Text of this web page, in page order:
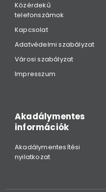
Közérdekű
telefonszámok
Kapcsolat
Adatvédelmi szabályzat
Városi szabályzat
Impresszum
Akadálymentes
információk
Akadálymentesítési
nyilatkozat